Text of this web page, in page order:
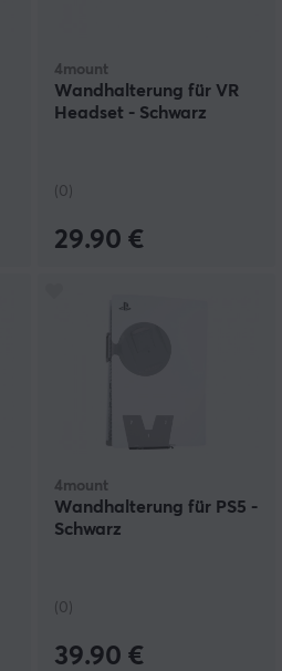
4mount
Wandhalterung für VR
Headset - Schwarz
(0)
29.90 €
4mount
Wandhalterung für PS5 -
Schwarz
(0)
39.90 €